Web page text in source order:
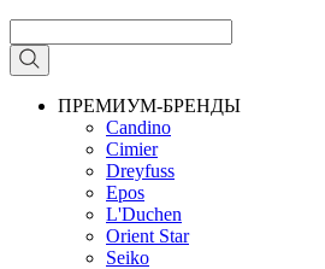
ПРЕМИУМ-БРЕНДЫ
Candino
Cimier
Dreyfuss
Epos
L'Duchen
Orient Star
Seiko